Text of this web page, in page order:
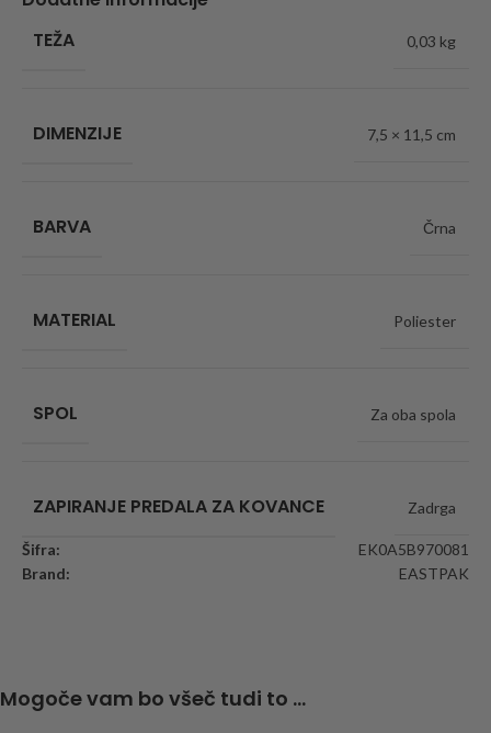
TEŽA
0,03 kg
DIMENZIJE 7,5 × 11,5 cm
BARVA Črna
MATERIAL Poliester
SPOL Za oba spola
ZAPIRANJE PREDALA ZA KOVANCE Zadrga
Šifra:
EK0A5B970081
Brand:
EASTPAK
Mogoče vam bo všeč tudi to ...